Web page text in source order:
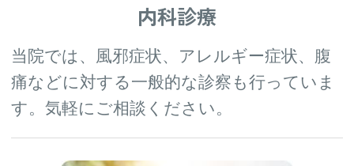
接種ご希望の方は当院までご予約をお願いいた
2026.03.30
臨床検査技師さん（パート）を
募集しています
2026年4月から肺炎球菌ワクチンが変わり
ます｜プレベナー20が定期接種に
2026.5.28
6月から特定健診が始まります｜瑞浪市国
内科診療
当院では、風邪症状、アレルギー症状、腹
痛などに対する一般的な診察も行っていま
す。気軽にご相談ください。